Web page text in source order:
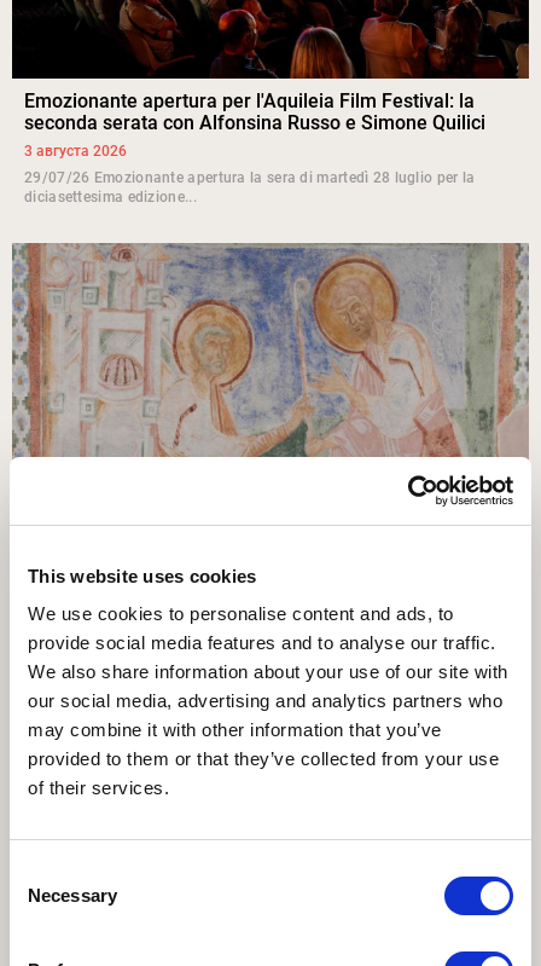
This website uses cookies
We use cookies to personalise content and ads, to
provide social media features and to analyse our traffic.
We also share information about your use of our site with
our social media, advertising and analytics partners who
may combine it with other information that you’ve
provided to them or that they’ve collected from your use
of their services.
Selection
Necessary
Emozionante apertura per l'Aquileia Film Festival: la
seconda serata con Alfonsina Russo e Simone Quilici
3 августа 2026
29/07/26 Emozionante apertura la sera di martedì 28 luglio per la
diciasettesima edizione...
frammenti del Vangelo di Marco
23 июля 2026
Ad Aquileia per la prima volta dopo sette secoli i tre...